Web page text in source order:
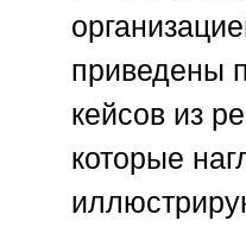
приведены
кейсов из
которые